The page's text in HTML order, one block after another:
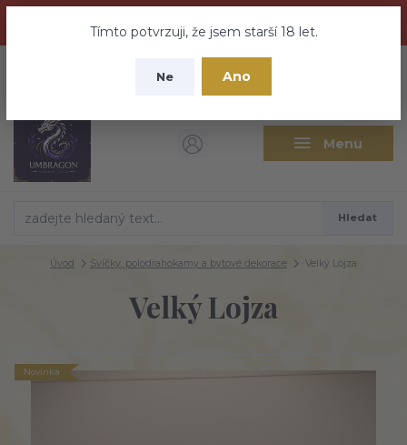
nebuďte vyděšeni zde najdete vše a ještě mnohem víc
Tímto potvrzuji, že jsem starší 18 let.
Ne Ano
Menu
CZK
Hledat
Úvod Svíčky, polodrahokamy a bytové dekorace Velký Lojza
Velký Lojza
Novinka